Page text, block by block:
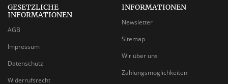
GESETZLICHE
INFORMATIONEN
AGB
Impressum
Datenschutz
Widerrufsrecht
INFORMATIONEN
Newsletter
Sitemap
Wir über uns
Zahlungsmöglichkeiten